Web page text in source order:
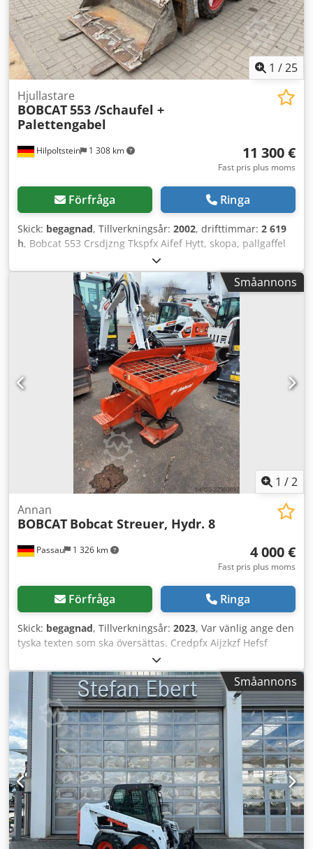
1 /25
Hilpoltstein 1 308 km
Hjullastare
BOBCAT553 /Schaufel +
Palettengabel
11 300 €
Fast pris plus moms
Förfråga Ringa
Skick: begagnad, Tillverkningsår: 2002, drifttimmar: 2 619
h, Bobcat 553 Crsdjzng Tkspfx Aifef Hytt, skopa, pallgaffel
Småannons
1 /2
Passau 1 326 km
Annan
BOBCAT Bobcat Streuer, Hydr. 8
4 000 €
Fast pris plus moms
Förfråga Ringa
Skick: begagnad, Tillverkningsår: 2023, Var vänlig ange den
tyska texten som ska översättas. Credpfx Aijzkzf Hefsf
Småannons